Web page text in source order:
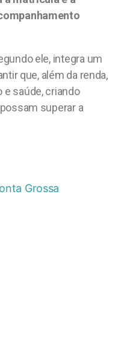
ele, integra um
que, além da renda,
saúde, criando
superar a
Grossa